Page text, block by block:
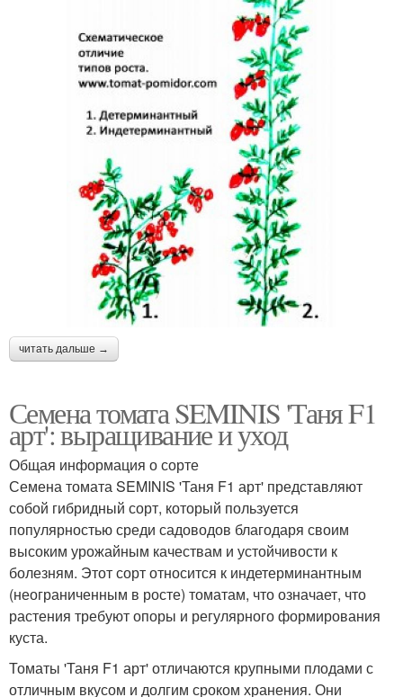
читать дальше →
Семена томата SEMINIS 'Таня F1
арт': выращивание и уход
Общая информация о сорте
Семена томата SEMINIS 'Таня F1 арт' представляют
собой гибридный сорт, который пользуется
популярностью среди садоводов благодаря своим
высоким урожайным качествам и устойчивости к
болезням. Этот сорт относится к индетерминантным
(неограниченным в росте) томатам, что означает, что
растения требуют опоры и регулярного формирования
куста.
Томаты 'Таня F1 арт' отличаются крупными плодами с
отличным вкусом и долгим сроком хранения. Они